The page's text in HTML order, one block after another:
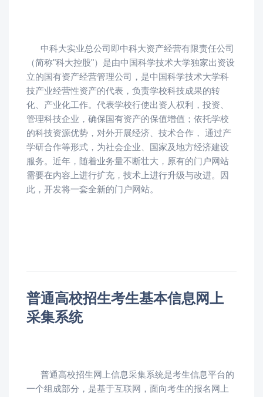
中科大实业总公司即中科大资产经营有限责任公司
（简称"科大控股"）是由中国科学技术大学独家出资设
立的国有资产经营管理公司，是中国科学技术大学科
技产业经营性资产的代表，负责学校科技成果的转
化、产业化工作。代表学校行使出资人权利，投资、
管理科技企业，确保国有资产的保值增值；依托学校
的科技资源优势，对外开展经济、技术合作， 通过产
学研合作等形式，为社会企业、国家及地方经济建设
服务。近年，随着业务量不断壮大，原有的门户网站
需要在内容上进行扩充，技术上进行升级与改进。因
此，开发将一套全新的门户网站。
普通高校招生考生基本信息网上
采集系统
普通高校招生网上信息采集系统是考生信息平台的
一个组成部分，是基于互联网，面向考生的报名网上